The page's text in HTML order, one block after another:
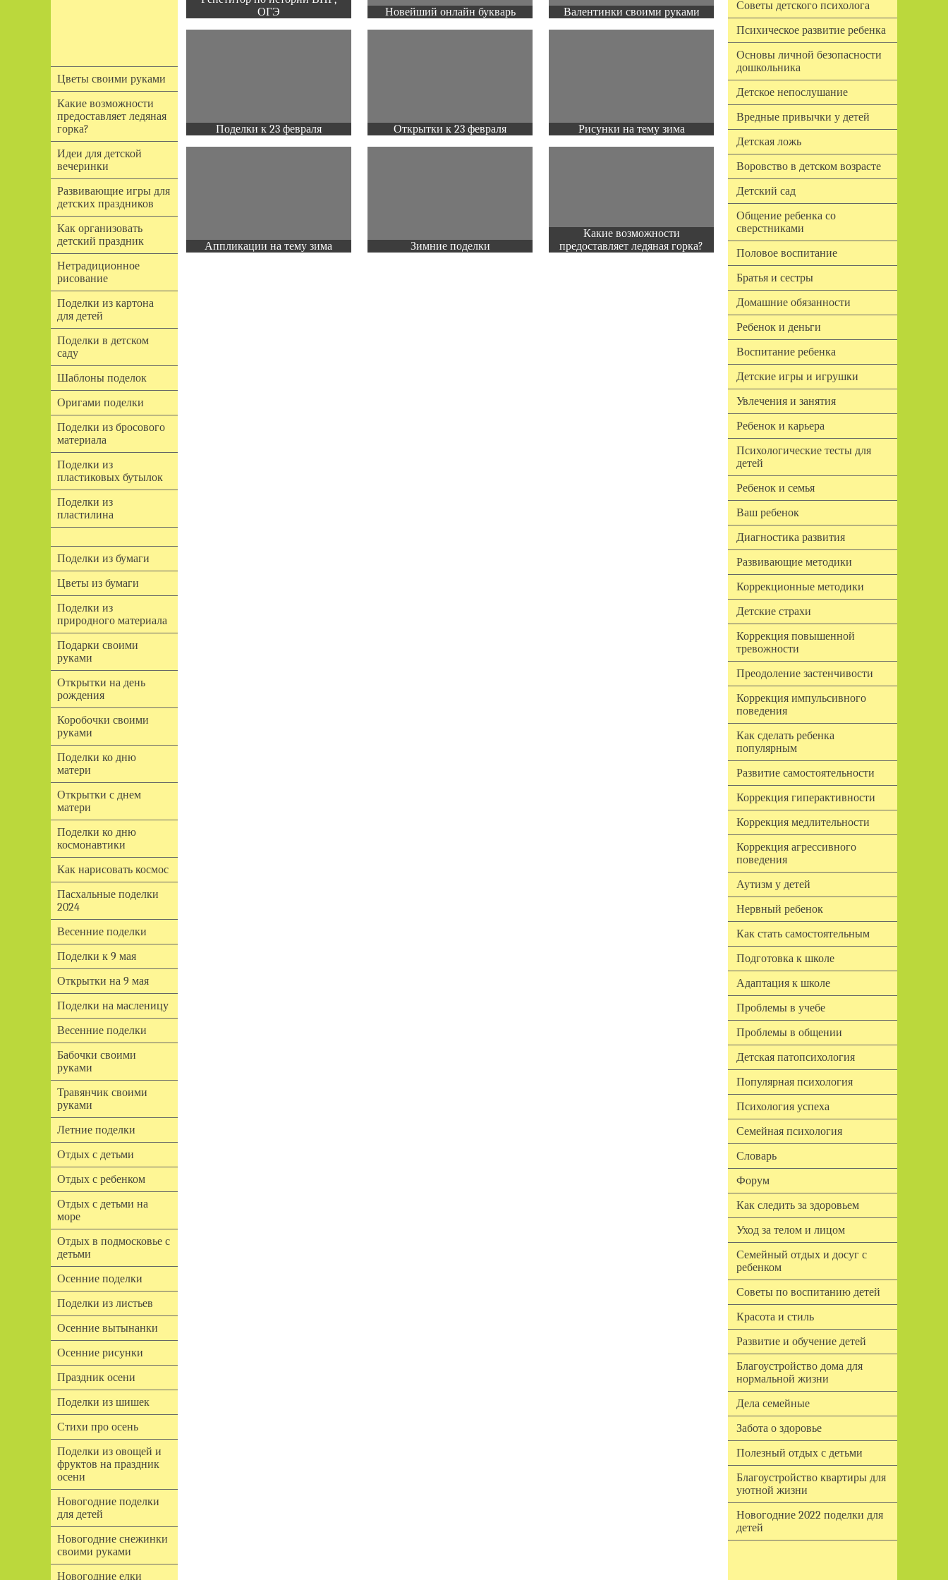
Цветы своими руками
Какие возможности
предоставляет ледяная
горка?
Идеи для детской
вечеринки
Развивающие игры для
детских праздников
Как организовать
детский праздник
Нетрадиционное
рисование
Поделки из картона
для детей
Поделки в детском
саду
Шаблоны поделок
Оригами поделки
Поделки из бросового
материала
Поделки из
пластиковых бутылок
Поделки из
пластилина
Поделки из бумаги
Цветы из бумаги
Поделки из
природного материала
Подарки своими
руками
Открытки на день
рождения
Коробочки своими
руками
Поделки ко дню
матери
Открытки с днем
матери
Поделки ко дню
космонавтики
Как нарисовать космос
Пасхальные поделки
2024
Весенние поделки
Поделки к 9 мая
Открытки на 9 мая
Поделки на масленицу
Весенние поделки
Бабочки своими
руками
Травянчик своими
руками
Летние поделки
Отдых с детьми
Отдых с ребенком
Отдых с детьми на
море
Отдых в подмосковье с
детьми
Осенние поделки
Поделки из листьев
Осенние вытынанки
Осенние рисунки
Праздник осени
Поделки из шишек
Стихи про осень
Поделки из овощей и
фруктов на праздник
осени
Новогодние поделки
для детей
Новогодние снежинки
своими руками
Новогодние елки
ОГЭ
Новейший онлайн букварь Валентинки своими руками
Поделки к 23 февраля Открытки к 23 февраля Рисунки на тему зима
Аппликации на тему зима Зимние поделки
Какие возможности
предоставляет ледяная горка?
Советы детского психолога
Психическое развитие ребенка
Основы личной безопасности
дошкольника
Детское непослушание
Вредные привычки у детей
Детская ложь
Воровство в детском возрасте
Детский сад
Общение ребенка со
сверстниками
Половое воспитание
Братья и сестры
Домашние обязанности
Ребенок и деньги
Воспитание ребенка
Детские игры и игрушки
Увлечения и занятия
Ребенок и карьера
Психологические тесты для
детей
Ребенок и семья
Ваш ребенок
Диагностика развития
Развивающие методики
Коррекционные методики
Детские страхи
Коррекция повышенной
тревожности
Преодоление застенчивости
Коррекция импульсивного
поведения
Как сделать ребенка
популярным
Развитие самостоятельности
Коррекция гиперактивности
Коррекция медлительности
Коррекция агрессивного
поведения
Аутизм у детей
Нервный ребенок
Как стать самостоятельным
Подготовка к школе
Адаптация к школе
Проблемы в учебе
Проблемы в общении
Детская патопсихология
Популярная психология
Психология успеха
Семейная психология
Словарь
Форум
Как следить за здоровьем
Уход за телом и лицом
Семейный отдых и досуг с
ребенком
Советы по воспитанию детей
Красота и стиль
Развитие и обучение детей
Благоустройство дома для
нормальной жизни
Дела семейные
Забота о здоровье
Полезный отдых с детьми
Благоустройство квартиры для
уютной жизни
Новогодние 2022 поделки для
детей